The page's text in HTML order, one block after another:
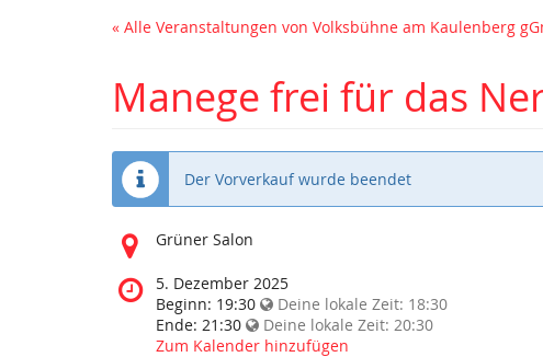
« Alle Veranstaltungen von Volksbühne am Kaulenberg
Manege frei für das
Der Vorverkauf wurde beendet
Wo
diese
Veranstaltung
statt?
Grüner Salon
Wann
findet
diese
Veranstaltung
5. Dezember 2025
Beginn: 19:30 Deine lokale Zeit: 18:30
Ende: 21:30 Deine lokale Zeit: 20:30
Zum Kalender hinzufügen